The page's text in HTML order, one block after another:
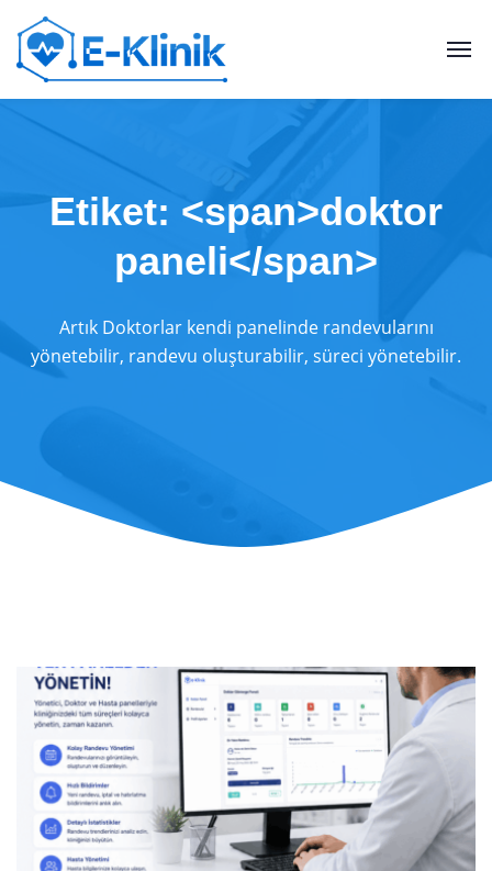
Etiket: <span>doktor
paneli</span>
Artık Doktorlar kendi panelinde randevularını
yönetebilir, randevu oluşturabilir, süreci yönetebilir.